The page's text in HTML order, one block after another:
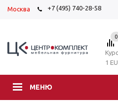
Москва +7 (495) 740-28-58
МЕНЮ
0
1